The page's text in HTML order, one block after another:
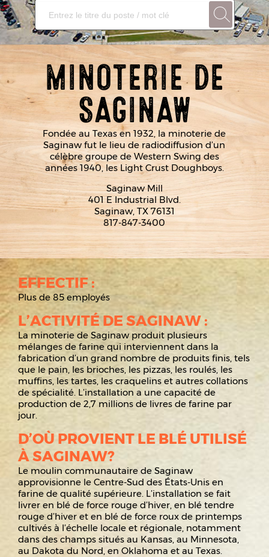
MINOTERIE DE
SAGINAW
Fondée au Texas en 1932, la minoterie de
Saginaw fut le lieu de radiodiffusion d’un
célèbre groupe de Western Swing des
années 1940, les Light Crust Doughboys.
Saginaw Mill
401 E Industrial Blvd.
Saginaw, TX 76131
817-847-3400
EFFECTIF :
Plus de 85 employés
L’ACTIVITÉ DE SAGINAW :
La minoterie de Saginaw produit plusieurs
mélanges de farine qui interviennent dans la
fabrication d’un grand nombre de produits finis, tels
que le pain, les brioches, les pizzas, les roulés, les
muffins, les tartes, les craquelins et autres collations
de spécialité. L’installation a une capacité de
production de 2,7 millions de livres de farine par
jour.
D’OÙ PROVIENT LE BLÉ UTILISÉ
À SAGINAW?
Le moulin communautaire de Saginaw
approvisionne le Centre-Sud des États-Unis en
farine de qualité supérieure. L’installation se fait
livrer en blé de force rouge d’hiver, en blé tendre
rouge d’hiver et en blé de force roux de printemps
cultivés à l’échelle locale et régionale, notamment
dans des champs situés au Kansas, au Minnesota,
au Dakota du Nord, en Oklahoma et au Texas.